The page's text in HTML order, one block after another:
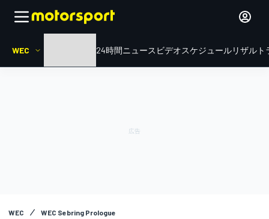
WEC ル・マン24時間ニュース ビデオスケジュールリザルト
WEC WEC Sebring Prologue